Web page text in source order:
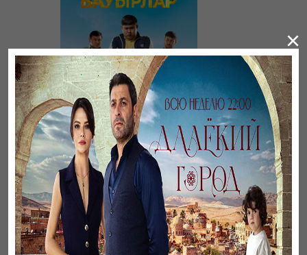
Бауырлар
×